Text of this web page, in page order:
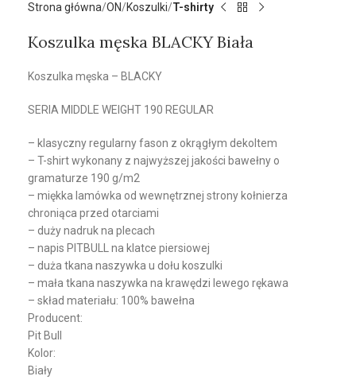
Strona główna ON Koszulki T-shirty
Koszulka męska BLACKY Biała
Koszulka męska – BLACKY
SERIA MIDDLE WEIGHT 190 REGULAR
– klasyczny regularny fason z okrągłym dekoltem
– T-shirt wykonany z najwyższej jakości bawełny o
gramaturze 190 g/m2
– miękka lamówka od wewnętrznej strony kołnierza
chroniąca przed otarciami
– duży nadruk na plecach
– napis PITBULL na klatce piersiowej
– duża tkana naszywka u dołu koszulki
– mała tkana naszywka na krawędzi lewego rękawa
– skład materiału: 100% bawełna
Producent:
Pit Bull
Kolor:
Biały